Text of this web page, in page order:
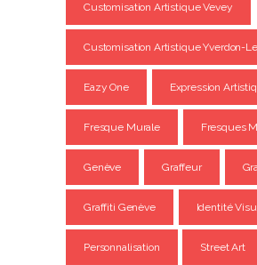
Customisation Artistique Vevey
Customisation Artistique Yverdon-
Eazy One Expression
Fresque Murale Fresques
Genève Graffeur
Graffiti Genève Identité
Personnalisation Street Art